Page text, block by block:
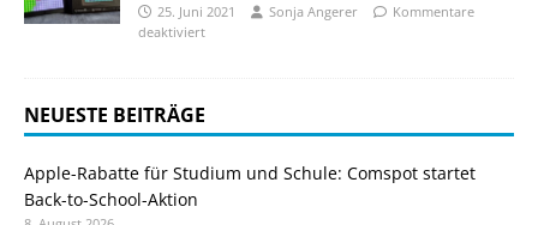
25. Juni 2021 Sonja Angerer
Kommentare
deaktiviert
NEUESTE BEITRÄGE
Apple-Rabatte für Studium und Schule: Comspot startet
Back-to-School-Aktion